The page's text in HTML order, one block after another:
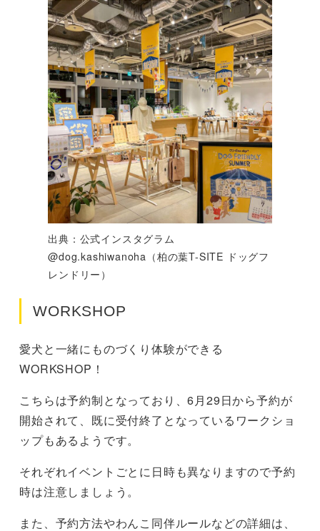
出典：公式インスタグラム
@dog.kashiwanoha（柏の葉T-SITE ドッグフ
レンドリー）
WORKSHOP
愛犬と一緒にものづくり体験ができる
WORKSHOP！
こちらは予約制となっており、6月29日から予約が
開始されて、既に受付終了となっているワークショ
ップもあるようです。
それぞれイベントごとに日時も異なりますので予約
時は注意しましょう。
また、予約方法やわんこ同伴ルールなどの詳細は、